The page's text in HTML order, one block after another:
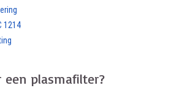
1214
een plasmafilter?